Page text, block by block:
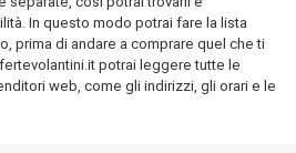
In questo modo potrai fare la lista
prima di andare a comprare quel che ti
potrai leggere tutte le
web, come gli indirizzi, gli orari e le